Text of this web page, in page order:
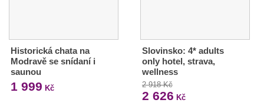
Historická chata na
Modravě se snídaní i
saunou
1 999 Kč
Slovinsko: 4* adults
only hotel, strava,
wellness
2 918 Kč
2 626 Kč